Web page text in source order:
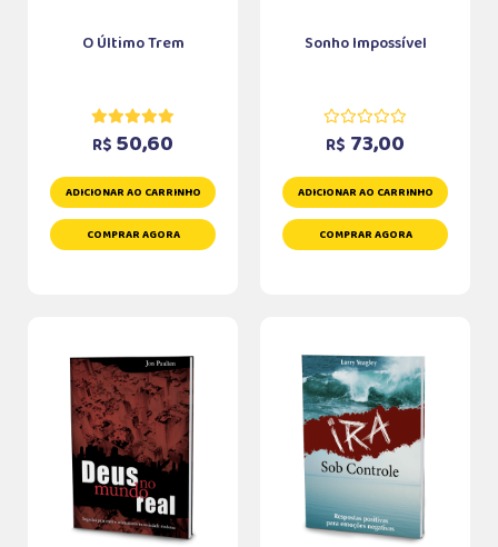
O Último Trem
R$ 50,60
ADICIONAR AO CARRINHO
COMPRAR AGORA
Sonho Impossível
R$ 73,00
ADICIONAR AO CARRINHO
COMPRAR AGORA